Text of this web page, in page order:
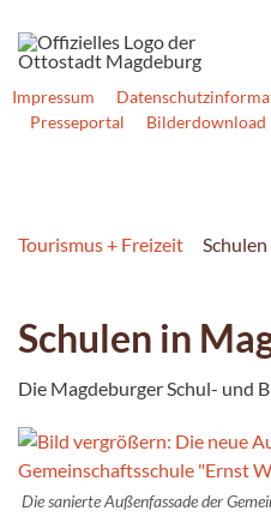
Impressum
Presseportal
Bilderdownload
Tourismus + Freizeit
Schulen in
Die Magdeburger Schul- und
Die sanierte Außenfassade der